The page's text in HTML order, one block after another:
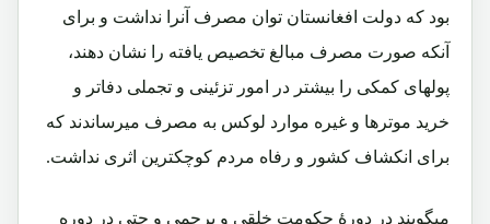
بود که دولت افغانستان توان مصرف آنرا نداشت و برای
آنکه صورت مصرف مبالغ تخصیص یافته را نشان دهند،
پولهای کمکی را بیشتر در امور تزئینی و تجملی دفاتر و
خرید موترها و غیره موارد لوکس به مصرف میرساندند که
برای انکشاف کشور و رفاه مردم کوچکترین اثری نداشت.
میگویند در دورۀ حکومت خلقی و پرچمی و حتی در دوره